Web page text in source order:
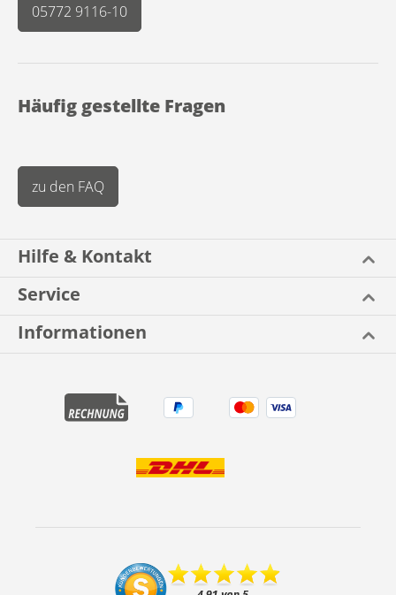
05772 9116-10
Häufig gestellte Fragen
zu den FAQ
Hilfe & Kontakt
Service
Informationen